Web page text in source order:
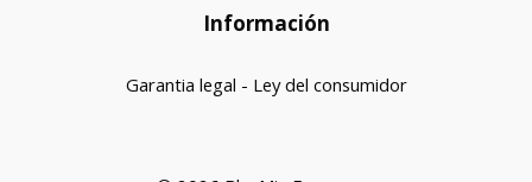
Información
Garantia legal - Ley del consumidor